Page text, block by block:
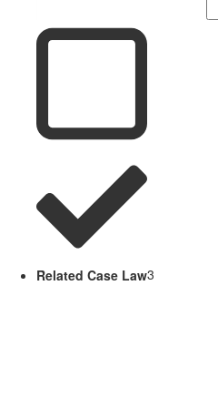
Related Case Law3